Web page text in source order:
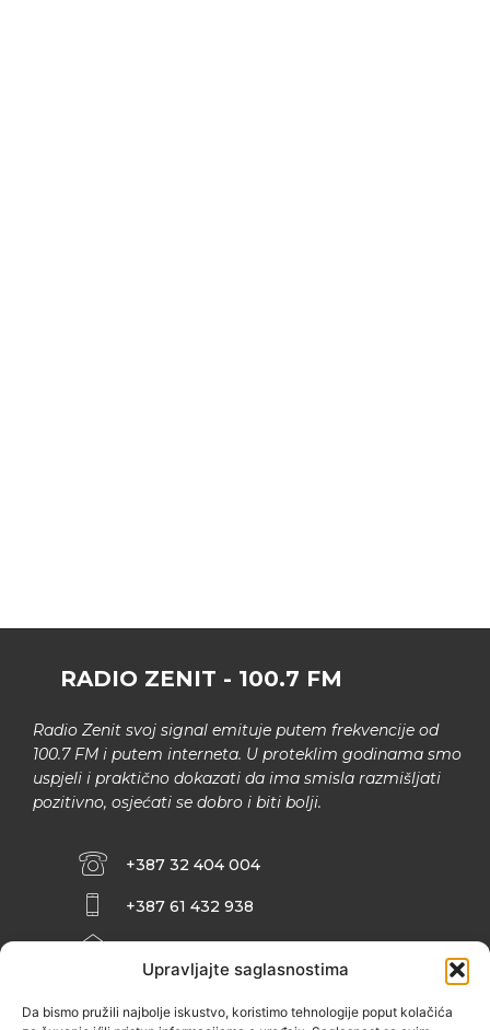
Upravljajte saglasnostima
Da bismo pružili najbolje iskustvo, koristimo tehnologije poput kolačića
RADIO ZENIT - 100.7 FM
Radio Zenit svoj signal emituje putem frekvencije od
100.7 FM i putem interneta. U proteklim godinama smo
uspjeli i praktično dokazati da ima smisla razmišljati
pozitivno, osjećati se dobro i biti bolji.
+387 32 404 004
+387 61 432 938
ZENIČANKA, 3. SPRAT), 72000 ZENICA